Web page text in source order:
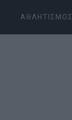
ΑΘΛΗΤΙΣΜΌΣ